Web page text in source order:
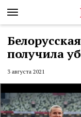
получила
3 августа 2021